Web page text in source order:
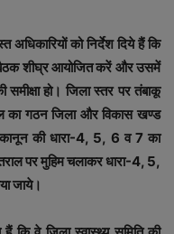
को निर्देश दिये हैं कि
बैठक शीघ्र आयोजित करें और उसमें
हो। जिला स्तर पर तंबाकू
का गठन जिला और विकास खण्ड
की धारा-4, 5, 6 व 7 का
पर मुहिम चलाकर धारा-4, 5,
जाये।